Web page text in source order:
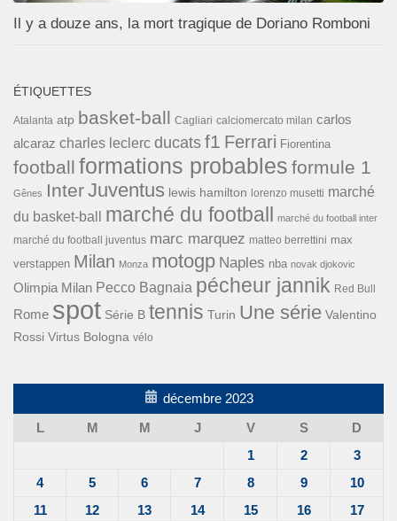
Il y a douze ans, la mort tragique de Doriano Romboni
ÉTIQUETTES
Atalanta atp basket-ball Cagliari calciomercato milan carlos
alcaraz charles leclerc ducats f1 Ferrari Fiorentina
football formations probables formule 1
Gênes InterJuventus lewis hamilton lorenzo musetti marché
du basket-ball
marché du football marché du football inter
marché du football juventus marc marquez matteo berrettini max
verstappen Milan Monza motogp Naples nba novak djokovic
Olimpia Milan Pecco Bagnaia pécheur jannik Red Bull
Rome spot Série B tennis Turin Une série Valentino
Rossi Virtus Bologna vélo
décembre 2023
L
M M J V S
D
1
2
3
4
5 6 7 8 9
10
11
12 13 14 15 16
17